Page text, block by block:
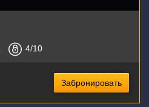
4/10
Забронировать